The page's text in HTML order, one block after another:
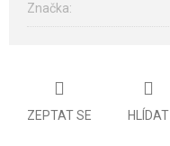
Značka:
ZEPTAT SE HLÍDAT